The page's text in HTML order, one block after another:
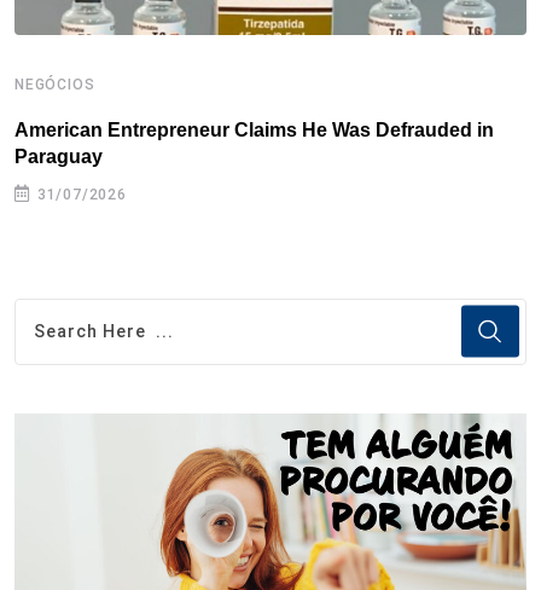
NEGÓCIOS
American Entrepreneur Claims He Was Defrauded in
Paraguay
31/07/2026